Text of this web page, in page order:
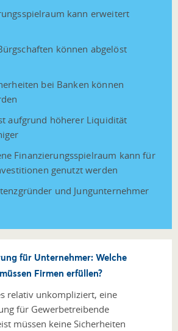
kann erweitert
können abgelöst
bei Banken können
aufgrund höherer Liquidität
Finanzierungsspielraum kann für
genutzt werden
und Jungunternehmer
für Unternehmer: Welche
Firmen erfüllen?
relativ unkompliziert, eine
für Gewerbetreibende
müssen keine Sicherheiten